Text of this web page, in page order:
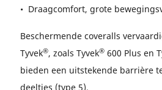
• Draagcomfort, grote
Beschermende coveralls
Tyvek®, zoals Tyvek® 600 Plus en
bieden een uitstekende barrière
deeltjes (type 5).